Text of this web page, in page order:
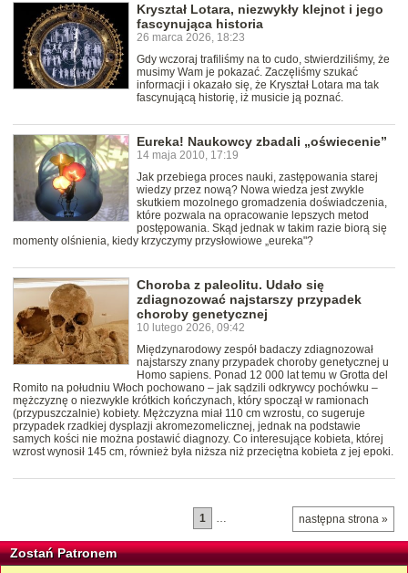
Kryształ Lotara, niezwykły klejnot i jego
fascynująca historia
26 marca 2026, 18:23
Gdy wczoraj trafiliśmy na to cudo, stwierdziliśmy, że
musimy Wam je pokazać. Zaczęliśmy szukać
informacji i okazało się, że Kryształ Lotara ma tak
fascynującą historię, iż musicie ją poznać.
Eureka! Naukowcy zbadali „oświecenie”
14 maja 2010, 17:19
Jak przebiega proces nauki, zastępowania starej
wiedzy przez nową? Nowa wiedza jest zwykle
skutkiem mozolnego gromadzenia doświadczenia,
które pozwala na opracowanie lepszych metod
postępowania. Skąd jednak w takim razie biorą się
momenty olśnienia, kiedy krzyczymy przysłowiowe „eureka"?
Choroba z paleolitu. Udało się
zdiagnozować najstarszy przypadek
choroby genetycznej
10 lutego 2026, 09:42
Międzynarodowy zespół badaczy zdiagnozował
najstarszy znany przypadek choroby genetycznej u
Homo sapiens. Ponad 12 000 lat temu w Grotta del
Romito na południu Włoch pochowano – jak sądzili odkrywcy pochówku –
mężczyznę o niezwykle krótkich kończynach, który spoczął w ramionach
(przypuszczalnie) kobiety. Mężczyzna miał 110 cm wzrostu, co sugeruje
przypadek rzadkiej dysplazji akromezomelicznej, jednak na podstawie
samych kości nie można postawić diagnozy. Co interesujące kobieta, której
wzrost wynosił 145 cm, również była niższa niż przeciętna kobieta z jej epoki.
następna strona »
1
Zostań Patronem